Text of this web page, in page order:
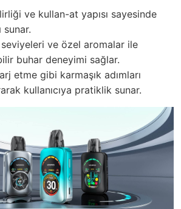
ve kullan-at yapısı sayesinde
sunar.
ve özel aromalar ile
buhar deneyimi sağlar.
etme gibi karmaşık adımları
kullanıcıya pratiklik sunar.